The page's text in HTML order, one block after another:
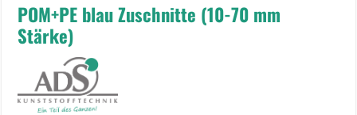
POM+PE blau Zuschnitte (10-70 mm
Stärke)